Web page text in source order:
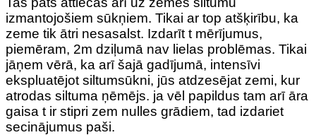
izmantojošiem sūkņiem. Tikai ar top atšķirību, ka
zeme tik ātri nesasalst. Izdarīt t mērījumus,
piemēram, 2m dziļumā nav lielas problēmas. Tikai
jāņem vērā, ka arī šajā gadījumā, intensīvi
ekspluatējot siltumsūkni, jūs atdzesējat zemi, kur
atrodas siltuma ņēmējs. ja vēl papildus tam arī āra
gaisa t ir stipri zem nulles grādiem, tad izdariet
secinājumus paši.